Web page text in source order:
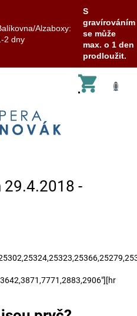
Alzaboxy:
2 dny
S
gravírováním
se může
max. o 1 den
prodloužit.
29.4.2018 -